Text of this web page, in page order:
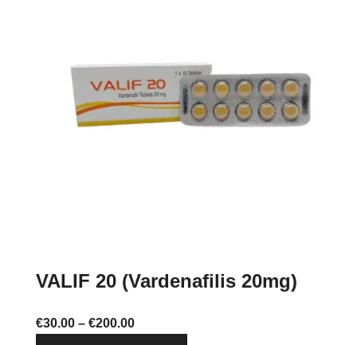
VALIF 20 (Vardenafilis 20mg)
€30.00 – €200.00Price